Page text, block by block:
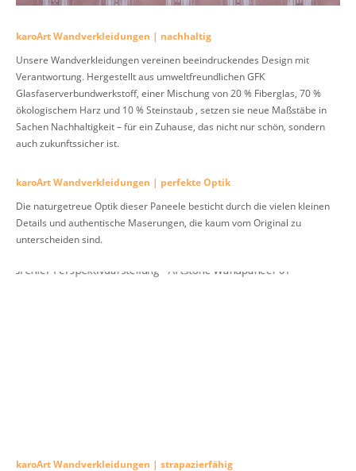
karoArt Wandverkleidungen | nachhaltig
Unsere Wandverkleidungen vereinen beeindruckendes Design mit
Verantwortung. Hergestellt aus umweltfreundlichen GFK
Glasfaserverbundwerkstoff, einer Mischung von 20 % Fiberglas, 70 %
ökologischem Harz und 10 % Steinstaub , setzen sie neue Maßstäbe in
Sachen Nachhaltigkeit – für ein Zuhause, das nicht nur schön, sondern
auch zukunftssicher ist.
karoArt Wandverkleidungen | perfekte Optik
Die naturgetreue Optik dieser Paneele besticht durch die vielen kleinen
Details und authentische Maserungen, die kaum vom Original zu
unterscheiden sind.
karoArt Wandverkleidungen | strapazierfähig